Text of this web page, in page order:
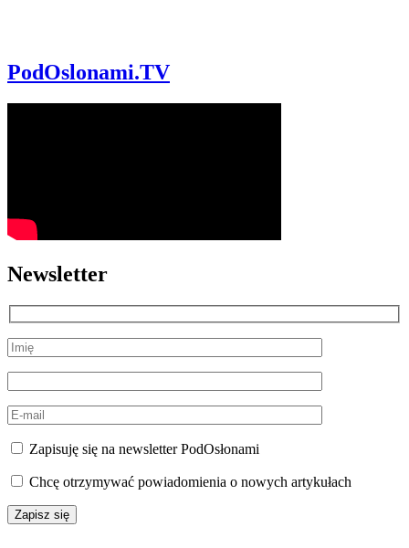
PodOslonami.TV
Newsletter
Zapisuję się na newsletter PodOsłonami
Chcę otrzymywać powiadomienia o nowych artykułach